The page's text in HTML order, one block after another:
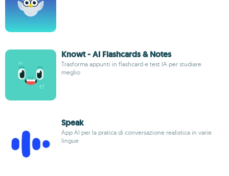
Knowt - AI Flashcards & Notes
Trasforma appunti in flashcard e test IA per studiare
meglio
Speak
App AI per la pratica di conversazione realistica in varie
lingue